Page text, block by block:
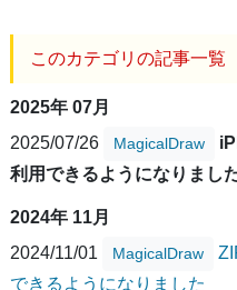
このカテゴリの記事一覧
2025年 07月
2025/07/26
MagicalDraw
利用できるようになりまし
2024年 11月
2024/11/01
MagicalDraw
できるようになりました